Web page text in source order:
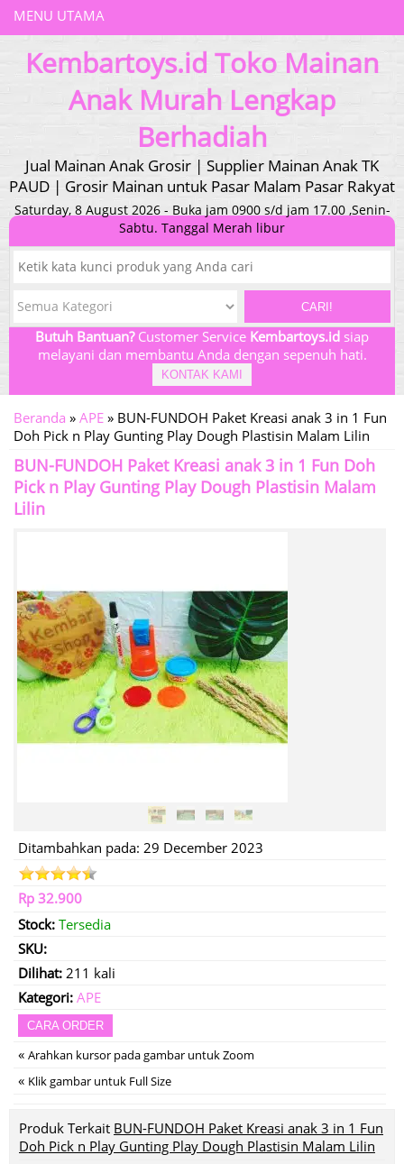
MENU UTAMA
Kembartoys.id Toko Mainan
Anak Murah Lengkap
Berhadiah
Jual Mainan Anak Grosir | Supplier Mainan Anak TK
PAUD | Grosir Mainan untuk Pasar Malam Pasar Rakyat
Saturday, 8 August 2026 - Buka jam 0900 s/d jam 17.00 ,Senin-
Sabtu. Tanggal Merah libur
CARI!
Butuh Bantuan?Customer Service Kembartoys.id siap
melayani dan membantu Anda dengan sepenuh hati.
KONTAK KAMI
Beranda » APE » BUN-FUNDOH Paket Kreasi anak 3 in 1 Fun
Doh Pick n Play Gunting Play Dough Plastisin Malam Lilin
BUN-FUNDOH Paket Kreasi anak 3 in 1 Fun Doh
Pick n Play Gunting Play Dough Plastisin Malam
Lilin
Ditambahkan pada: 29 December 2023
Rp 32.900
Stock: Tersedia
SKU:
Dilihat: 211 kali
Kategori: APE
CARA ORDER
« Arahkan kursor pada gambar untuk Zoom
« Klik gambar untuk Full Size
Produk Terkait BUN-FUNDOH Paket Kreasi anak 3 in 1 Fun
Doh Pick n Play Gunting Play Dough Plastisin Malam Lilin